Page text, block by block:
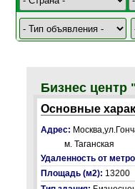
Бизнес центр
Основные
Адрес:
м. Таганская
Удаленность от
Площадь (м2): 13200